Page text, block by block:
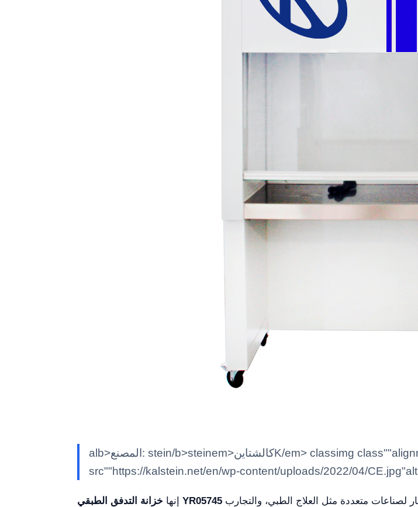
alb>المصنع: stein/b>steinem>كالشتاينK/em> classimg class""alignnone size-full wp-image-29784"
src""https://kalstein.net/en/wp-content/uploads/2022/04/CE.jpg"alt
إنها خزانة التدفق الطبقي YR05745